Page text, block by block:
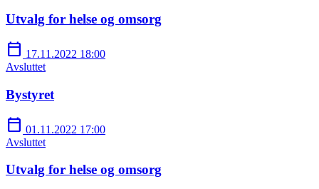
Utvalg for helse og omsorg
calendar_today 17.11.2022 18:00
Avsluttet
Bystyret
calendar_today 01.11.2022 17:00
Avsluttet
Utvalg for helse og omsorg